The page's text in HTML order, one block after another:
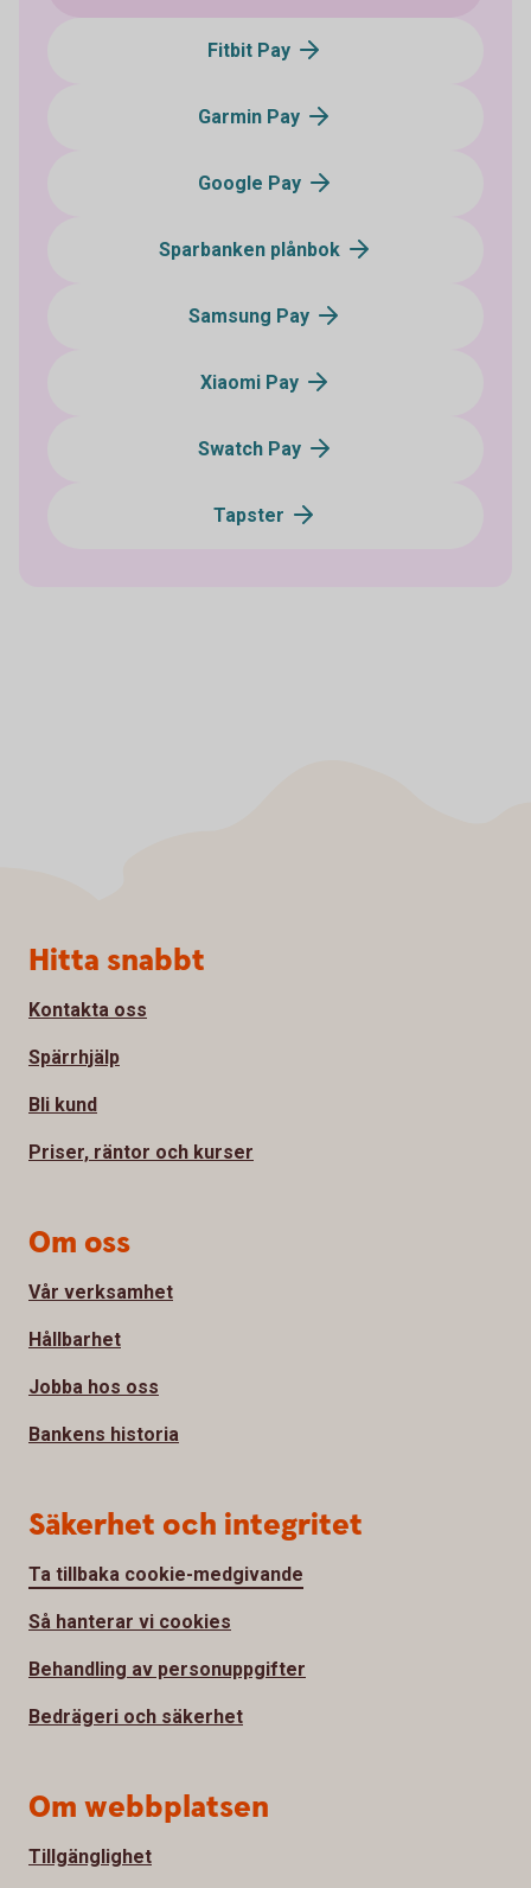
Fitbit Pay
Garmin Pay
Google Pay
Sparbanken plånbok
Samsung Pay
Xiaomi Pay
Swatch Pay
Tapster
Sidfot
Hitta snabbt
Kontakta oss
Spärrhjälp
Bli kund
Priser, räntor och kurser
Om oss
Vår verksamhet
Hållbarhet
Jobba hos oss
Bankens historia
Säkerhet och integritet
Ta tillbaka cookie-medgivande
Så hanterar vi cookies
Behandling av personuppgifter
Bedrägeri och säkerhet
Om webbplatsen
Tillgänglighet